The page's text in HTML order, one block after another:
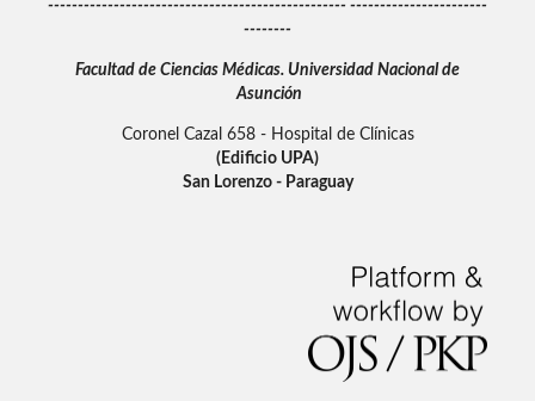
-------------------------------------------------- -----------------------
--------
Facultad de Ciencias Médicas. Universidad Nacional de
Asunción
Coronel Cazal 658 - Hospital de Clínicas
(Edificio UPA)
San Lorenzo - Paraguay